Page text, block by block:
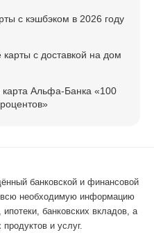
с кэшбэком в 2026 году
карты с доставкой на дом
карта Альфа-Банка «100
банковской и финансовой
необходимую информацию
банковских вкладов, а
и услуг.